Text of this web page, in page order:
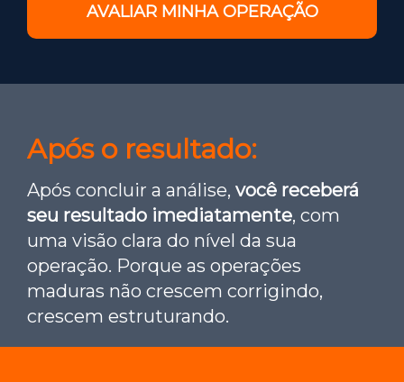
AVALIAR MINHA OPERAÇÃO
Após o resultado:
Após concluir a análise, você receberá
seu resultado imediatamente, com
uma visão clara do nível da sua
operação. Porque as operações
maduras não crescem corrigindo,
crescem estruturando.